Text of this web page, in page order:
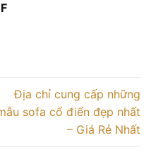
Địa chỉ cung cấp những
sofa cổ điển đẹp nhất
– Giá Rẻ Nhất